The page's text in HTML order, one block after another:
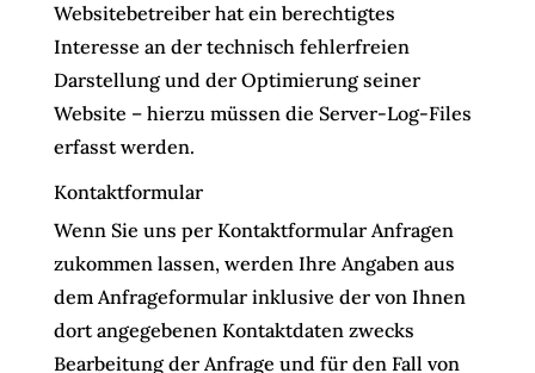
Websitebetreiber hat ein berechtigtes
Interesse an der technisch fehlerfreien
Darstellung und der Optimierung seiner
Website – hierzu müssen die Server-Log-Files
erfasst werden.
Kontaktformular
Wenn Sie uns per Kontaktformular Anfragen
zukommen lassen, werden Ihre Angaben aus
dem Anfrageformular inklusive der von Ihnen
dort angegebenen Kontaktdaten zwecks
Bearbeitung der Anfrage und für den Fall von